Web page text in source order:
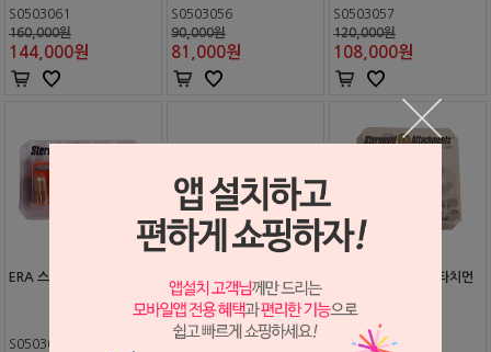
S0503061
160,000원
144,000원
S0503056
90,000원
81,000원
S0503057
120,000원
108,000원
ERA 스타트 킷트 (RV/OV)
S0503054
ERA 컴플레이트 아타치먼
S0503053